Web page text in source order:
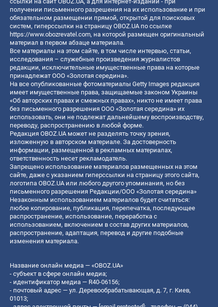
получении письменного разрешения на их использование и при
обязательном размещении прямой, открытой для поисковых
систем, гиперссылки на страницу OBOZ.UA по ссылке
https://www.obozrevatel.com, на которой размещен оригинальный
материал в первом абзаце материала.
Все материалы на этом сайте, в том числе интервью, статьи,
исследования – служебные произведения журналистов
редакции, исключительные имущественные права на которые
принадлежат ООО «Золотая середина».
На все опубликованные фотоматериалы Getty Images редакция
имеет имущественные права, защищаемые законом Украины
«Об авторских правах и смежных правах», никто не имеет права
без письменного разрешения ООО «Золотая середина» их
использовать, они не подлежат дальнейшему воспроизводству,
переводу, распространению в любой форме.
Редакция OBOZ.UA может не разделять точку зрения,
изложенную в авторском материале. За достоверность
информации, размещенной в рекламных материалах,
ответственность несет рекламодатель.
Запрещено использование материалов размещенных на этом
сайте, даже с указанием гиперссылки на страницу этого сайта,
логотипа OBOZ.UA или любого другого упоминания, но без
письменного разрешения Редакции/ООО «Золотая середина»
Незаконным использованием материалов будет считаться:
любое копирование, публикация, перепечатка, последующее
распространение, использование, переработка с
использованием, включением в состав других материалов,
распространение, адаптация, перевод и другие подобные
изменения материала.
Название онлайн медиа — «OBOZ.UA»
- субъект в сфере онлайн медиа;
- идентификатор медиа — R40-06156;
- почтовый адрес — ул. Деревообрабатывающая, д. 7, г. Киев,
01013;